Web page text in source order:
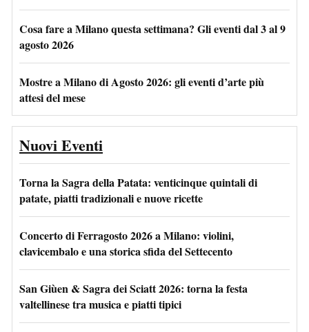
Cosa fare a Milano questa settimana? Gli eventi dal 3 al 9
agosto 2026
Mostre a Milano di Agosto 2026: gli eventi d’arte più
attesi del mese
Nuovi Eventi
Torna la Sagra della Patata: venticinque quintali di
patate, piatti tradizionali e nuove ricette
Concerto di Ferragosto 2026 a Milano: violini,
clavicembalo e una storica sfida del Settecento
San Giùen & Sagra dei Sciatt 2026: torna la festa
valtellinese tra musica e piatti tipici